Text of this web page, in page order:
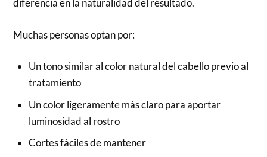
diferencia en la naturalidad del resultado.
Muchas personas optan por:
Un tono similar al color natural del cabello previo al
tratamiento
Un color ligeramente más claro para aportar
luminosidad al rostro
Cortes fáciles de mantener